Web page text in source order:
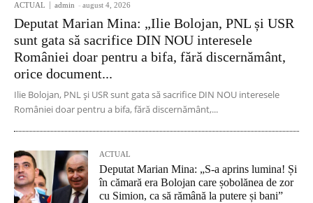
ACTUAL admin - august 4, 2026
Deputat Marian Mina: „Ilie Bolojan, PNL și USR
sunt gata să sacrifice DIN NOU interesele
României doar pentru a bifa, fără discernământ,
orice document...
Ilie Bolojan, PNL și USR sunt gata să sacrifice DIN NOU interesele
României doar pentru a bifa, fără discernământ,...
ACTUAL
Deputat Marian Mina: „S-a aprins lumina! Și
în cămară era Bolojan care șobolănea de zor
cu Simion, ca să rămână la putere și bani”